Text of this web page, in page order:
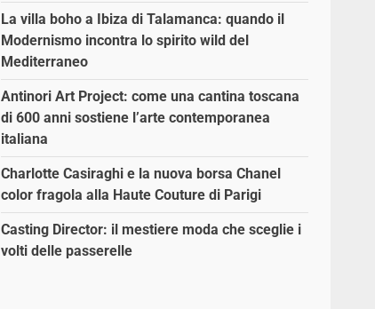
La villa boho a Ibiza di Talamanca: quando il
Modernismo incontra lo spirito wild del
Mediterraneo
Antinori Art Project: come una cantina toscana
di 600 anni sostiene l’arte contemporanea
italiana
Charlotte Casiraghi e la nuova borsa Chanel
color fragola alla Haute Couture di Parigi
Casting Director: il mestiere moda che sceglie i
volti delle passerelle